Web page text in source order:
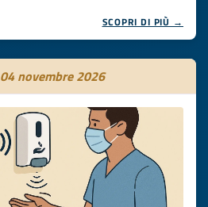
SCOPRI DI PIÙ →
04 novembre 2026